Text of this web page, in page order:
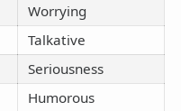
Worrying
Talkative
Seriousness
Humorous